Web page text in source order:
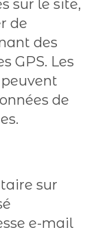
sur le site,
de
des
GPS. Les
de
sur
e-mail